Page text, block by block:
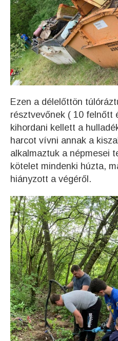
Ezen a délelőttön
résztvevőnek ( 10 felnőtt
kihordani kellett a
harcot vívni annak a
alkalmaztuk a népmesei
kötelet mindenki húzta,
hiányzott a végéről.